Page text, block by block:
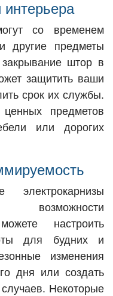
со временем
другие предметы
закрывание штор в
защитить ваши
срок их службы.
предметов
или дорогих
электрокарнизы
возможности
настроить
для будних и
изменения
дня или создать
Некоторые